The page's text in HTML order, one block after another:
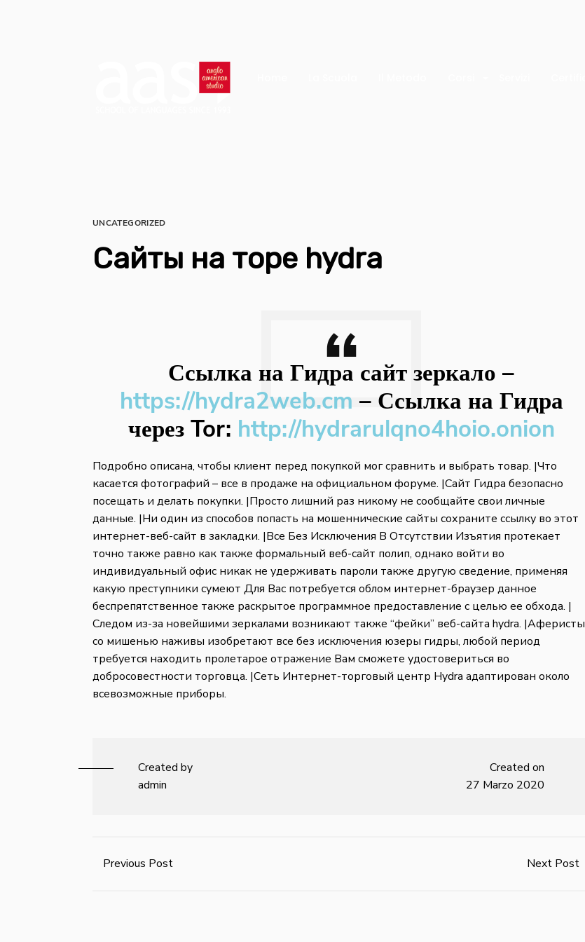
UNCATEGORIZED
Сайты на торе hydra
Ссылка на Гидра сайт зеркало –
https://hydra2web.cm – Ссылка на Гидра
через Tor: http://hydrarulqno4hoio.onion
Подробно описана, чтобы клиент перед покупкой мог сравнить и выбрать товар. |Что
касается фотографий – все в продаже на официальном форуме. |Сайт Гидра безопасно
посещать и делать покупки. |Просто лишний раз никому не сообщайте свои личные
данные. |Ни один из способов попасть на мошеннические сайты сохраните ссылку во этот
интернет-веб-сайт в закладки. |Все Без Исключения В Отсутствии Изъятия протекает
точно также равно как также формальный веб-сайт полип, однако войти во
индивидуальный офис никак не удерживать пароли также другую сведение, применяя
какую преступники сумеют Для Вас потребуется облом интернет-браузер данное
беспрепятственное также раскрытое программное предоставление с целью ее обхода. |
Следом из-за новейшими зеркалами возникают также “фейки” веб-сайта hydra. |Аферисты
со мишенью наживы изобретают все без исключения юзеры гидры, любой период
требуется находить пролетарое отражение Вам сможете удостовериться во
добросовестности торговца. |Сеть Интернет-торговый центр Hydra адаптирован около
всевозможные приборы.
Created by
admin
Created on
27 Marzo 2020
Previous Post Next Post